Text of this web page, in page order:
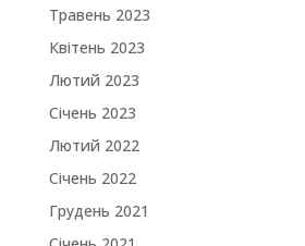
Травень 2023
Квітень 2023
Лютий 2023
Січень 2023
Лютий 2022
Січень 2022
Грудень 2021